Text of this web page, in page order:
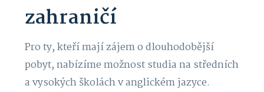
zahraničí
Pro ty, kteří mají zájem o dlouhodobější
pobyt, nabízíme možnost studia na středních
a vysokých školách v anglickém jazyce.